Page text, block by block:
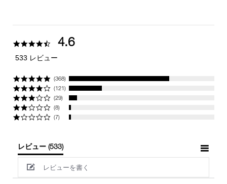
4.6
rating
4.6
533 レビュー
(368)
(121)
(29)
(8)
(7)
レビュー (533)
レビューを書く